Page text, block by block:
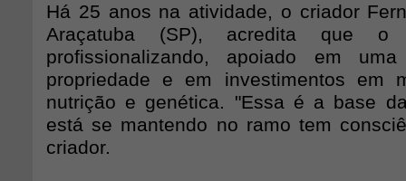
Há 25 anos na atividade, o criador
Araçatuba (SP), acredita que
profissionalizando, apoiado em
propriedade e em investimentos em
nutrição e genética. "Essa é a base
está se mantendo no ramo tem
criador.